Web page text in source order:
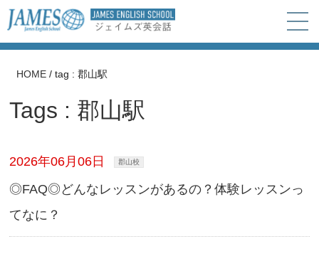
HOME /tag : 郡山駅
Tags : 郡山駅
2026年06月06日 郡山校
◎FAQ◎どんなレッスンがあるの？体験レッスンっ
てなに？